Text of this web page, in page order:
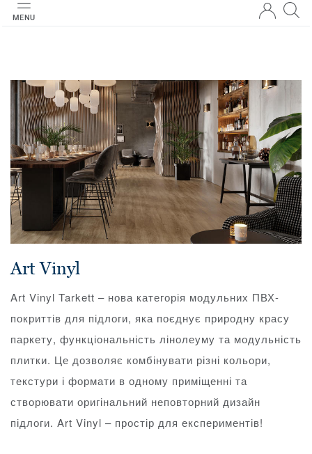
MENU
Art Vinyl
Art Vinyl Tarkett – нова категорія модульних ПВХ-
покриттів для підлоги, яка поєднує природну красу
паркету, функціональність лінолеуму та модульність
плитки. Це дозволяє комбінувати різні кольори,
текстури і формати в одному приміщенні та
створювати оригінальний неповторний дизайн
підлоги. Art Vinyl – простір для експериментів!